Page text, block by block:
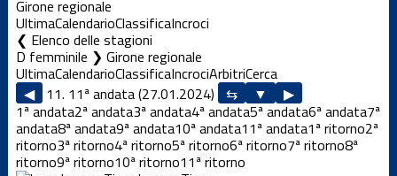
Girone regionale
UltimaCalendarioClassificaIncroci
Elenco delle stagioni
D femminile ❯ Girone regionale
UltimaCalendarioClassificaIncrociArbitriCerca
◀ 11. 11ª andata (27.01.2024)
▶
1ª andata2ª andata3ª andata4ª andata5ª andata6ª andata7ª
andata8ª andata9ª andata10ª andata11ª andata1ª ritorno2ª
ritorno3ª ritorno4ª ritorno5ª ritorno6ª ritorno7ª ritorno8ª
ritorno9ª ritorno10ª ritorno11ª ritorno